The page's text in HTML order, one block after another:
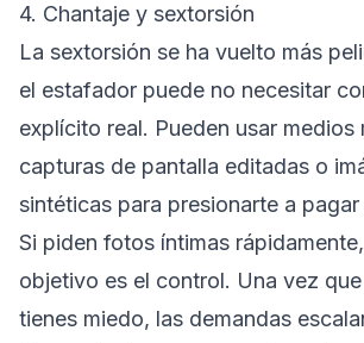
4. Chantaje y sextorsión
La sextorsión se ha vuelto más
el estafador puede no necesitar
explícito real. Pueden usar medios
capturas de pantalla editadas o
sintéticas para presionarte a pagar
Si piden fotos íntimas
objetivo es el control. Una vez
tienes miedo, las demandas